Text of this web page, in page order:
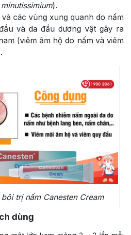
).
các vùng xung quanh do nấm
và da đầu dương vật gây ra
(viêm âm hộ do nấm và viêm
trị nấm Canesten Cream
dùng